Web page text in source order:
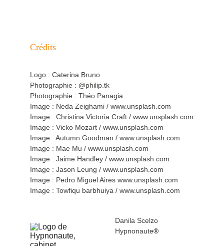
Crédits
Logo : Caterina Bruno
Photographie : @philip.tk
Photographie : Théo Panagia
Image : Neda Zeighami / www.unsplash.com
Image : Christina Victoria Craft / www.unsplash.com
Image : Vicko Mozart / www.unsplash.com
Image : Autumn Goodman / www.unsplash.com
Image : Mae Mu / www.unsplash.com
Image : Jaime Handley / www.unsplash.com
Image : Jason Leung / www.unsplash.com
Image : Pedro Miguel Aires www.unsplash.com
Image : Towfiqu barbhuiya / www.unsplash.com
Danila Scelzo
Hypnonaute®